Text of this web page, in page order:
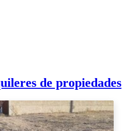
de propiedades